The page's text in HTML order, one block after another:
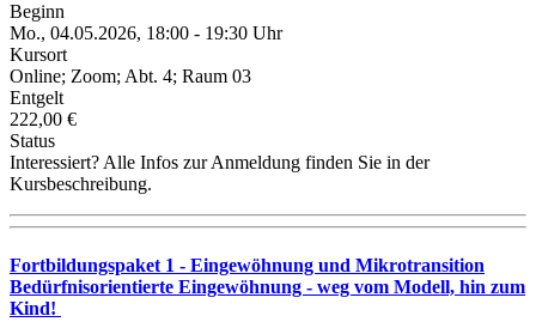
Beginn
Mo., 04.05.2026, 18:00 - 19:30 Uhr
Kursort
Online; Zoom; Abt. 4; Raum 03
Entgelt
222,00 €
Status
Interessiert? Alle Infos zur Anmeldung finden Sie in der
Kursbeschreibung.
Fortbildungspaket 1 - Eingewöhnung und Mikrotransition
Bedürfnisorientierte Eingewöhnung - weg vom Modell, hin zum
Kind!